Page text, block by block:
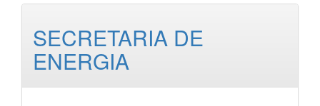
SECRETARIA DE
ENERGIA